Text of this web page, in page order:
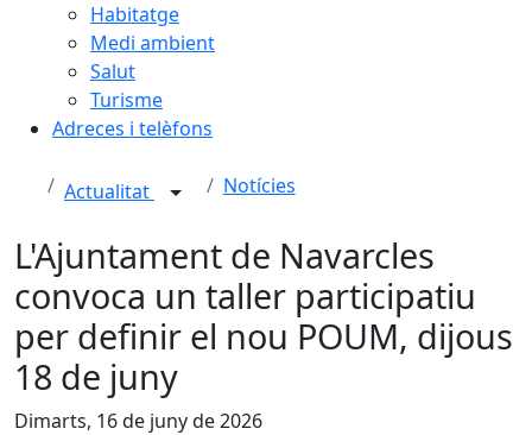
Habitatge
Medi ambient
Salut
Turisme
Adreces i telèfons
Actualitat Notícies
L'Ajuntament de Navarcles
convoca un taller participatiu
per definir el nou POUM, dijous
18 de juny
Dimarts, 16 de juny de 2026